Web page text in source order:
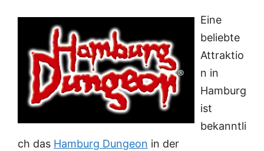
Eine
beliebte
Attraktio
n in
Hamburg
ist
bekanntli
ch das Hamburg Dungeon in der